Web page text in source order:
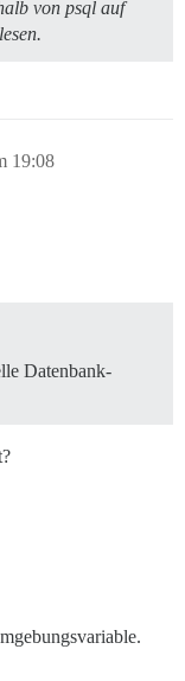
von psql auf
19:08
Datenbank-